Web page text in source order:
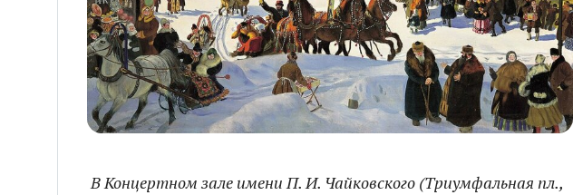
В Концертном зале имени П. И. Чайковского (Триумфальная пл.,